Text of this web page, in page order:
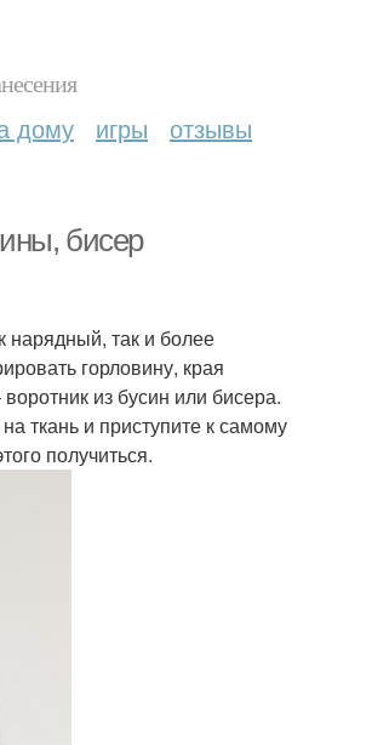
дому игры отзывы
бисер
нарядный, так и более
горловину, края
из бусин или бисера.
ткань и приступите к самому
получиться.